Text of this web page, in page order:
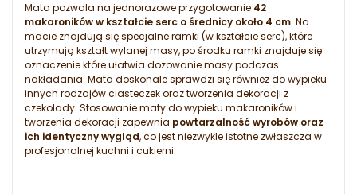
Mata pozwala na jednorazowe przygotowanie 42
makaroników w kształcie serc o średnicy około 4 cm. Na
macie znajdują się specjalne ramki (w kształcie serc), które
utrzymują kształt wylanej masy, po środku ramki znajduje się
oznaczenie które ułatwia dozowanie masy podczas
nakładania. Mata doskonale sprawdzi się również do wypieku
innych rodzajów ciasteczek oraz tworzenia dekoracji z
czekolady. Stosowanie maty do wypieku makaroników i
tworzenia dekoracji zapewnia powtarzalność wyrobów oraz
ich identyczny wygląd, co jest niezwykle istotne zwłaszcza w
profesjonalnej kuchni i cukierni.